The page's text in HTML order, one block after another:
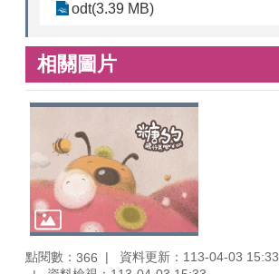
odt(3.39 MB)
相關圖片
點閱數： 366
資料更新：113-04-03 15:33